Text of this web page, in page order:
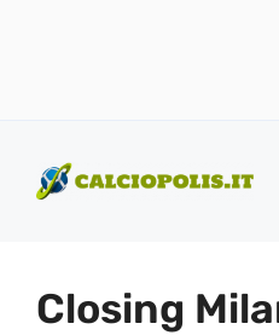
contenuto
Closing